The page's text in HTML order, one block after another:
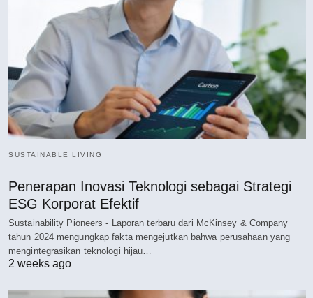
SUSTAINABLE LIVING
Penerapan Inovasi Teknologi sebagai Strategi
ESG Korporat Efektif
Sustainability Pioneers - Laporan terbaru dari McKinsey & Company
tahun 2024 mengungkap fakta mengejutkan bahwa perusahaan yang
mengintegrasikan teknologi hijau…
2 weeks ago